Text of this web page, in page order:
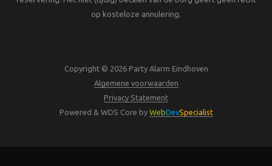
op kosteloze annulering.
Copyright © 2026 Party Alarm Eindhoven
Algemene voorwaarden
Privacy Statement
Powered & WDS Core by WebDevSpecialist